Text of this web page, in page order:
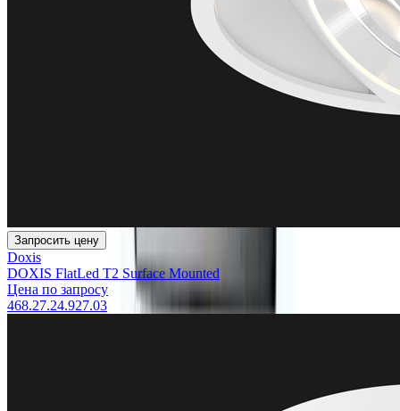
Запросить цену
Doxis
DOXIS FlatLed T2 Surface Mounted
Цена по запросу
468.27.24.927.03